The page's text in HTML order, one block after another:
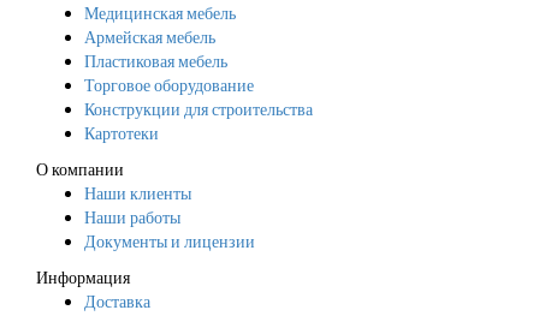
Медицинская мебель
Армейская мебель
Пластиковая мебель
Торговое оборудование
Конструкции для строительства
Картотеки
О компании
Наши клиенты
Наши работы
Документы и лицензии
Информация
Доставка